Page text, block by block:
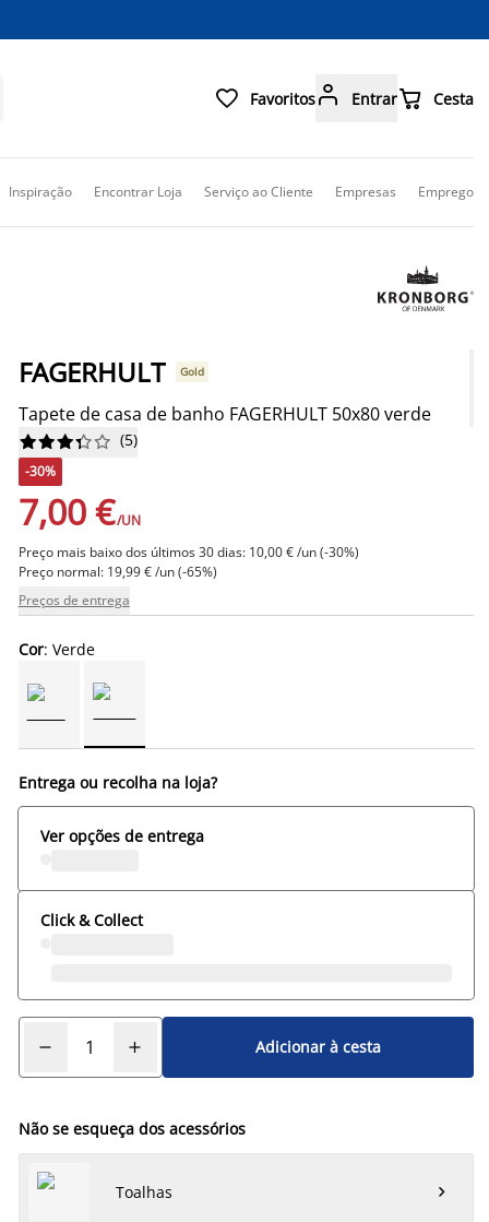
 Favoritos Entrar Cesta
Inspiração Encontrar Loja Serviço ao Cliente Empresas Emprego
FAGERHULT Gold
Tapete de casa de banho FAGERHULT 50x80 verde





 (5)
-30%
7,00 €/UN
Preço mais baixo dos últimos 30 dias: 10,00 € /un (-30%)
Preço normal: 19,99 € /un (-65%)
Preços de entrega
Cor: Verde
Entrega ou recolha na loja?
Ver opções de entrega
Click & Collect
Adicionar à cesta
Não se esqueça dos acessórios
Toalhas 